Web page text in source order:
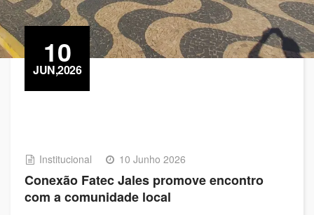
10
JUN,2026
Institucional 10 Junho 2026
Conexão Fatec Jales promove encontro
com a comunidade local